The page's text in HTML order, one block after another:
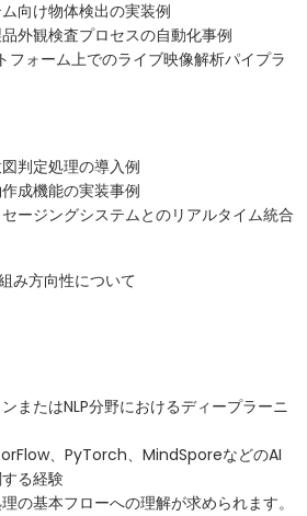
向け物体検出の実装例
外観検査プロセスの自動化事例
フォーム上でのライブ映像解析パイプラ
判定処理の導入例
成機能の実装事例
セージングシステムとのリアルタイム統合
み方向性について
またはNLP分野におけるディープラーニ
、PyTorch、MindSporeなどのAI
る経験
の基本フローへの理解が求められます。